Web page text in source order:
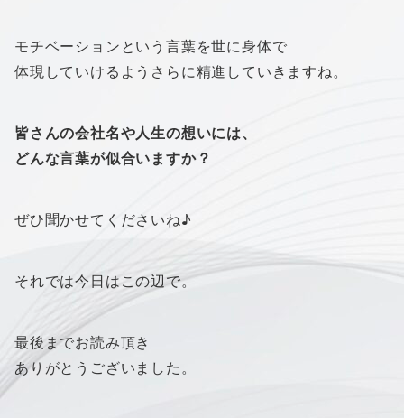
モチベーション という言葉を世に身体で
体現していけるようさらに精進していきますね。
皆さんの会社名や人生の想いには、
どんな言葉が似合いますか？
ぜひ聞かせてくださいね♪
それでは今日はこの辺で。
最後までお読み頂き
ありがとうございました。